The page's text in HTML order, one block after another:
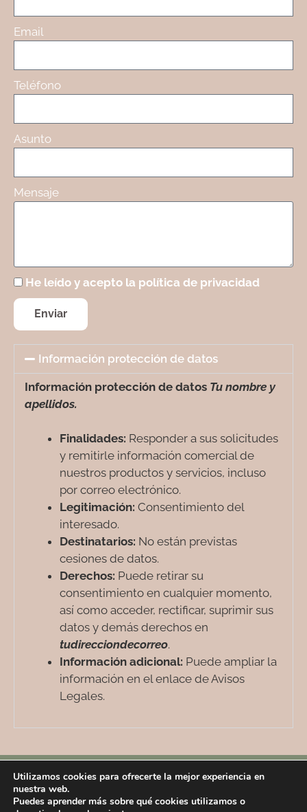
Email
Teléfono
Asunto
Mensaje
He leído y acepto la política de privacidad
Enviar
Información protección de datos
Información protección de datos Tu nombre y
apellidos.
Finalidades: Responder a sus solicitudes
y remitirle información comercial de
nuestros productos y servicios, incluso
por correo electrónico.
Legitimación: Consentimiento del
interesado.
Destinatarios: No están previstas
cesiones de datos.
Derechos: Puede retirar su
consentimiento en cualquier momento,
así como acceder, rectificar, suprimir sus
datos y demás derechos en
tudirecciondecorreo.
Información adicional: Puede ampliar la
información en el enlace de Avisos
Legales.
Divulgo contenido psicológico en…
Utilizamos cookies para ofrecerte la mejor experiencia en
nuestra web.
Puedes aprender más sobre qué cookies utilizamos o